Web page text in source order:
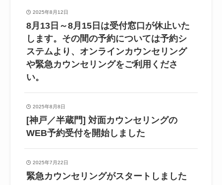
2025年8月12日
8月13日～8月15日は受付窓口が休止いた
します。その間の予約については予約シ
ステムより、オンラインカウンセリング
や緊急カウンセリングをご利用くださ
い。
2025年8月8日
[神戸／半蔵門] 対面カウンセリングの
WEB予約受付を開始しました
2025年7月22日
緊急カウンセリングがスタートしました